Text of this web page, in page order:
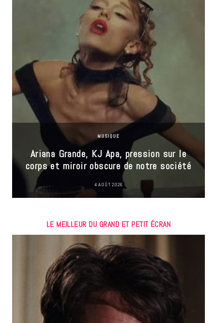
MUSIQUE
Ariana Grande, KJ Apa, pression sur le
corps et miroir obscure de notre société
4 AOÛT 2026
LE MEILLEUR DU GRAND ET PETIT ÉCRAN